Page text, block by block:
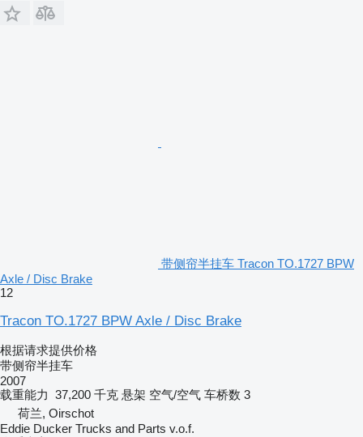
带侧帘半挂车 Tracon TO.1727 BPW
Axle / Disc Brake
12
Tracon TO.1727 BPW Axle / Disc Brake
根据请求提供价格
带侧帘半挂车
2007
载重能力 37,200 千克 悬架 空气/空气 车桥数 3
荷兰, Oirschot
Eddie Ducker Trucks and Parts v.o.f.